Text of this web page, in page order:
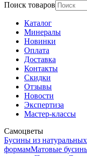
Поиск товаров
Каталог
Минералы
Новинки
Оплата
Доставка
Контакты
Скидки
Отзывы
Новости
Экспертиза
Мастер-классы
Самоцветы
Бусины из
формамМатовые